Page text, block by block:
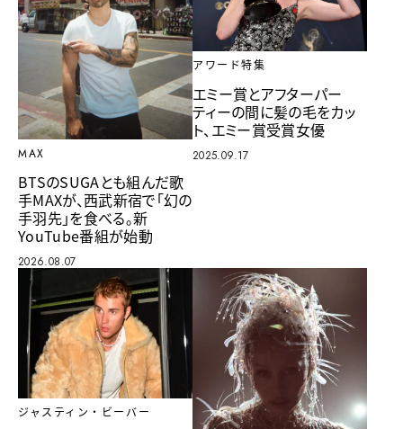
MAX
BTSのSUGAとも組んだ歌
手MAXが、西武新宿で「幻の
手羽先」を食べる。新
YouTube番組が始動
2026.08.07
アワード特集
エミー賞とアフターパー
ティーの間に髪の毛をカッ
ト、エミー賞受賞女優
2025.09.17
ジャスティン・ビーバー